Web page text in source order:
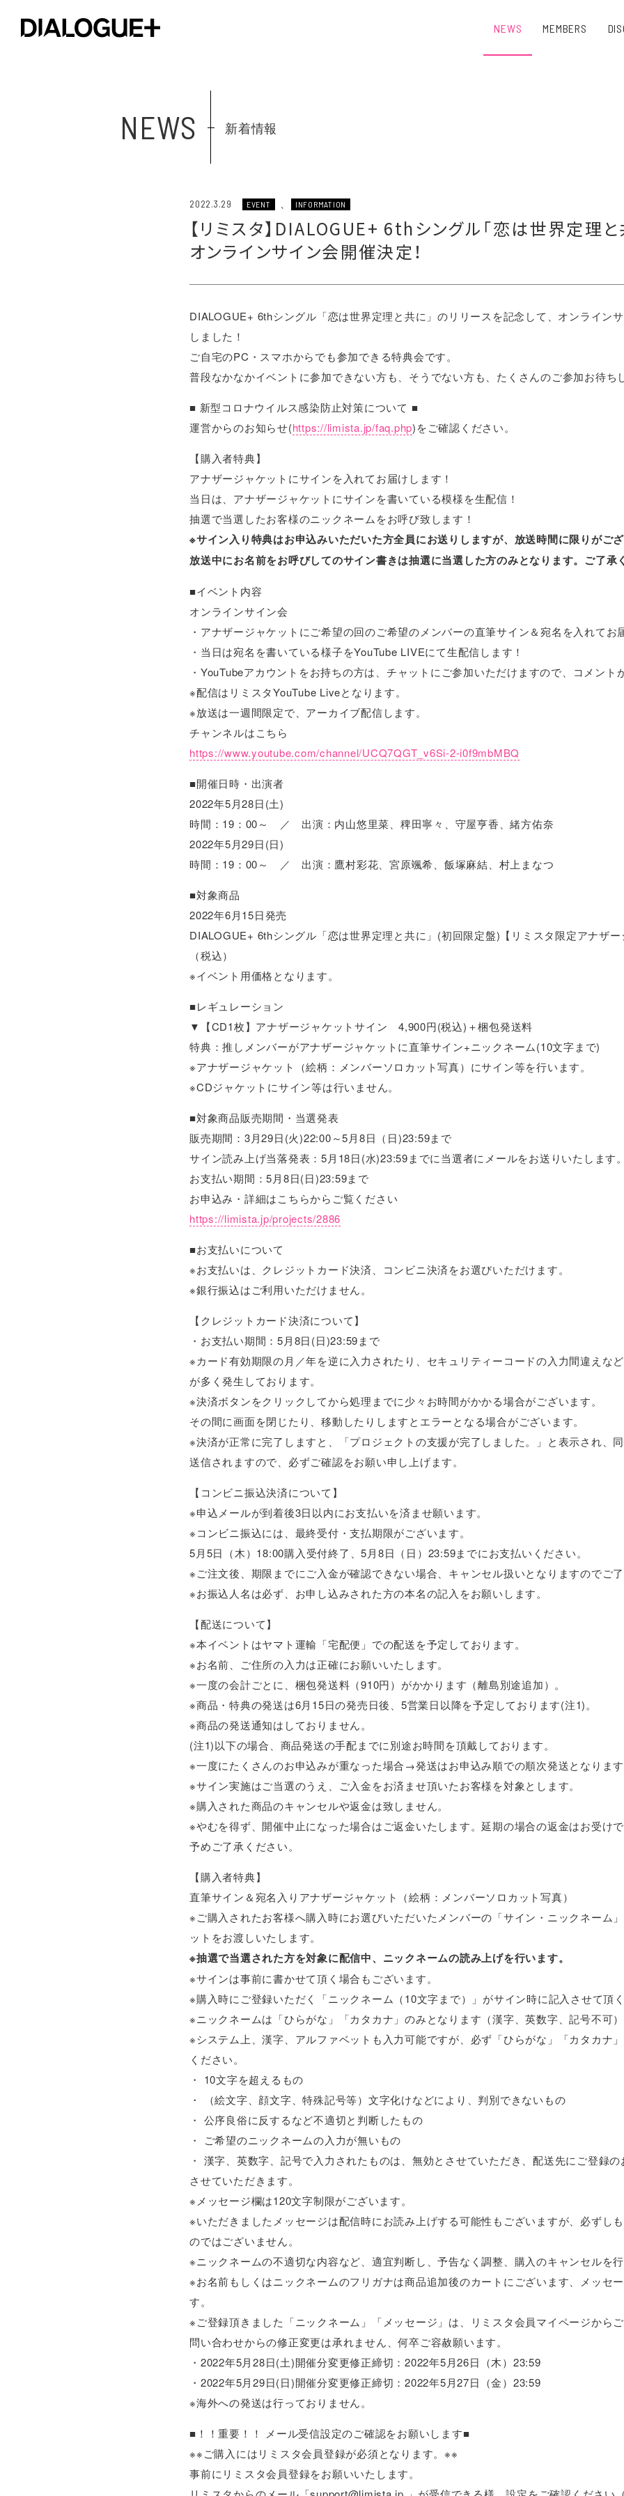
NEWS MEMBERS
NEWS 新着情報
2022.3.29 EVENT INFORMATION
【リミスタ】DIALOGUE+ 6thシングル「恋は世界定理
オンラインサイン会開催決定！
DIALOGUE+ 6thシングル「恋は世界定理と共に」のリリースを記念して、オンライン
しました！
ご自宅のPC・スマホからでも参加できる特典会です。
普段なかなかイベントに参加できない方も、そうでない方も、たくさんのご参加お待ち
■ 新型コロナウイルス感染防止対策について ■
運営からのお知らせ(https://limista.jp/faq.php)をご確認ください。
【購入者特典】
アナザージャケットにサインを入れてお届けします！
当日は、アナザージャケットにサインを書いている模様を生配信！
抽選で当選したお客様のニックネームをお呼び致します！
※サイン入り特典はお申込みいただいた方全員にお送りしますが、放送時間に限りがご
放送中にお名前をお呼びしてのサイン書きは抽選に当選した方のみとなります。ご了承
■イベント内容
オンラインサイン会
・アナザージャケットにご希望の回のご希望のメンバーの直筆サイン＆宛名を入れてお
・当日は宛名を書いている様子をYouTube LIVEにて生配信します！
・YouTubeアカウントをお持ちの方は、チャットにご参加いただけますので、コメント
※配信はリミスタYouTube Liveとなります。
※放送は一週間限定で、アーカイブ配信します。
チャンネルはこちら
https://www.youtube.com/channel/UCQ7QGT_v6Si-2-i0f9mbMBQ
■開催日時・出演者
2022年5月28日(土)
時間：19：00～ ／ 出演：内山悠里菜、稗田寧々、守屋亨香、緒方佑奈
2022年5月29日(日)
時間：19：00～ ／ 出演：鷹村彩花、宮原颯希、飯塚麻結、村上まなつ
■対象商品
2022年6月15日発売
DIALOGUE+ 6thシングル「恋は世界定理と共に」(初回限定盤)【リミスタ限定アナザ
（税込）
※イベント用価格となります。
■レギュレーション
▼【CD1枚】アナザージャケットサイン 4,900円(税込)＋梱包発送料
特典：推しメンバーがアナザージャケットに直筆サイン+ニックネーム(10文字まで)
※アナザージャケット（絵柄：メンバーソロカット写真）にサイン等を行います。
※CDジャケットにサイン等は行いません。
■対象商品販売期間・当選発表
販売期間：3月29日(火)22:00～5月8日（日)23:59まで
サイン読み上げ当落発表：5月18日(水)23:59までに当選者にメールをお送りいたします
お支払い期間：5月8日(日)23:59まで
お申込み・詳細はこちらからご覧ください
https://limista.jp/projects/2886
■お支払いについて
※お支払いは、クレジットカード決済、コンビニ決済をお選びいただけます。
※銀行振込はご利用いただけません。
【クレジットカード決済について】
・お支払い期間：5月8日(日)23:59まで
※カード有効期限の月／年を逆に入力されたり、セキュリティーコードの入力間違え
が多く発生しております。
※決済ボタンをクリックしてから処理までに少々お時間がかかる場合がございます。
その間に画面を閉じたり、移動したりしますとエラーとなる場合がございます。
※決済が正常に完了しますと、「プロジェクトの支援が完了しました。」と表示され、
送信されますので、必ずご確認をお願い申し上げます。
【コンビニ振込決済について】
※申込メールが到着後3日以内にお支払いを済ませ願います。
※コンビニ振込には、最終受付・支払期限がございます。
5月5日（木）18:00購入受付終了、5月8日（日）23:59までにお支払いください。
※ご注文後、期限までにご入金が確認できない場合、キャンセル扱いとなりますのでご
※お振込人名は必ず、お申し込みされた方の本名の記入をお願いします。
【配送について】
※本イベントはヤマト運輸「宅配便」での配送を予定しております。
※お名前、ご住所の入力は正確にお願いいたします。
※一度の会計ごとに、梱包発送料（910円）がかかります（離島別途追加）。
※商品・特典の発送は6月15日の発売日後、5営業日以降を予定しております(注1)。
※商品の発送通知はしておりません。
(注1)以下の場合、商品発送の手配までに別途お時間を頂戴しております。
※一度にたくさんのお申込みが重なった場合→発送はお申込み順での順次発送となりま
※サイン実施はご当選のうえ、ご入金をお済ませ頂いたお客様を対象とします。
※購入された商品のキャンセルや返金は致しません。
※やむを得ず、開催中止になった場合はご返金いたします。延期の場合の返金はお受け
予めご了承ください。
【購入者特典】
直筆サイン＆宛名入りアナザージャケット（絵柄：メンバーソロカット写真）
※ご購入されたお客様へ購入時にお選びいただいたメンバーの「サイン・ニックネーム
ットをお渡しいたします。
※抽選で当選された方を対象に配信中、ニックネームの読み上げを行います。
※サインは事前に書かせて頂く場合もございます。
※購入時にご登録いただく「ニックネーム（10文字まで）」がサイン時に記入させて頂
※ニックネームは「ひらがな」「カタカナ」のみとなります（漢字、英数字、記号不可）
※システム上、漢字、アルファベットも入力可能ですが、必ず「ひらがな」「カタカナ
ください。
・ 10文字を超えるもの
・ （絵文字、顔文字、特殊記号等）文字化けなどにより、判別できないもの
・ 公序良俗に反するなど不適切と判断したもの
・ ご希望のニックネームの入力が無いもの
・ 漢字、英数字、記号で入力されたものは、無効とさせていただき、配送先にご登録
させていただきます。
※メッセージ欄は120文字制限がございます。
※いただきましたメッセージは配信時にお読み上げする可能性もございますが、必ずし
のではございません。
※ニックネームの不適切な内容など、適宜判断し、予告なく調整、購入のキャンセルを
※お名前もしくはニックネームのフリガナは商品追加後のカートにございます、メッセ
す。
※ご登録頂きました「ニックネーム」「メッセージ」は、リミスタ会員マイページから
問い合わせからの修正変更は承れません、何卒ご容赦願います。
・2022年5月28日(土)開催分変更修正締切：2022年5月26日（木）23:59
・2022年5月29日(日)開催分変更修正締切：2022年5月27日（金）23:59
※海外への発送は行っておりません。
■！！重要！！ メール受信設定のご確認をお願いします■
※※ご購入にはリミスタ会員登録が必須となります。※※
事前にリミスタ会員登録をお願いいたします。